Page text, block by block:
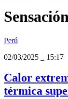
Perú
02/03/2025
15:17
Calor
térmica